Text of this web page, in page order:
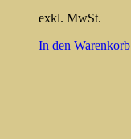
exkl. MwSt.
In den Warenkorb